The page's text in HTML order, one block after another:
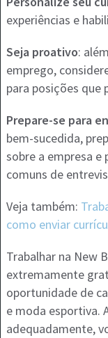
experiências e
Seja proativo:
emprego,
para posições que
Prepare-se para
bem-sucedida,
sobre a empresa
comuns de
Veja também:
como enviar
Trabalhar na New
extremamente
oportunidade de
e moda esportiva.
adequadamente,